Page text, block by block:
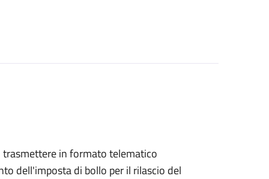
in formato telematico
dell'imposta di bollo per il rilascio del